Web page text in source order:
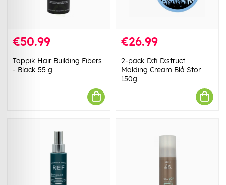
€50.99
Toppik Hair Building Fibers
- Black 55 g
€26.99
2-pack D:fi D:struct
Molding Cream Blå Stor
150g